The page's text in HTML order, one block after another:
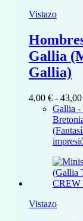
Vistazo
Gallia
Gallia)
4,00 € - 43,00
Gallia -
Vistazo